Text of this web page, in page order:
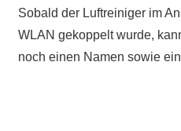
Sobald der Luftreiniger im
WLAN gekoppelt wurde,
noch einen Namen sowie